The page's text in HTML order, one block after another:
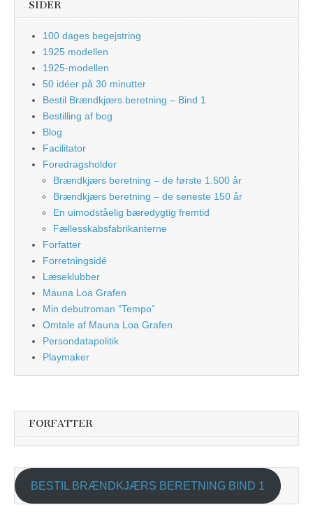
SIDER
100 dages begejstring
1925 modellen
1925-modellen
50 idéer på 30 minutter
Bestil Brændkjærs beretning – Bind 1
Bestilling af bog
Blog
Facilitator
Foredragsholder
Brændkjærs beretning – de første 1.500 år
Brændkjærs beretning – de seneste 150 år
En uimodståelig bæredygtig fremtid
Fællesskabsfabrikanterne
Forfatter
Forretningsidé
Læseklubber
Mauna Loa Grafen
Min debutroman “Tempo”
Omtale af Mauna Loa Grafen
Persondatapolitik
Playmaker
FORFATTER
BESTIL BRÆNDKJÆRS BERETNING BIND 1